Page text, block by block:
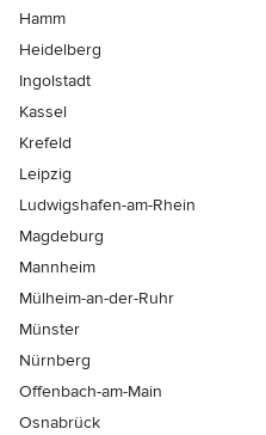
Hamm
Heidelberg
Ingolstadt
Kassel
Krefeld
Leipzig
Ludwigshafen-am-Rhein
Magdeburg
Mannheim
Mülheim-an-der-Ruhr
Münster
Nürnberg
Offenbach-am-Main
Osnabrück